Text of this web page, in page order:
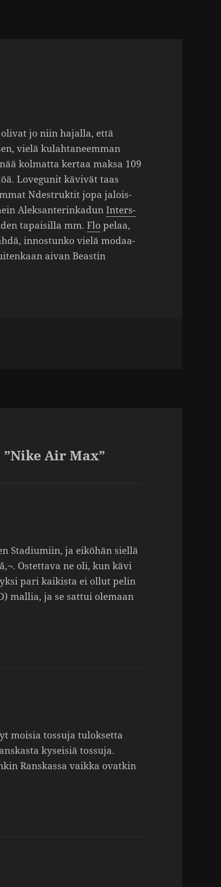
olivat jo niin hajalla, että
vielä kulah­ta­neemman
kolmatta kertaa maksa 109
Love­gunit kävivät taas
Ndestruktit jopa jalois­
Alek­san­te­rin­kadunInters­
tapai­silla mm.Flo pelaa,
innos­tunko vielä modaa­
aivan Beastin
Air Max”
Stadiu­miin, ja eiköhän siellä
Ostet­tava ne oli, kun kävi
pari kaikista ei ollut pelin
mallia, ja se sattui olemaan
moisia tossuja tulok­setta
kyseisiä tossuja.
Rans­kassa vaikka ovatkin